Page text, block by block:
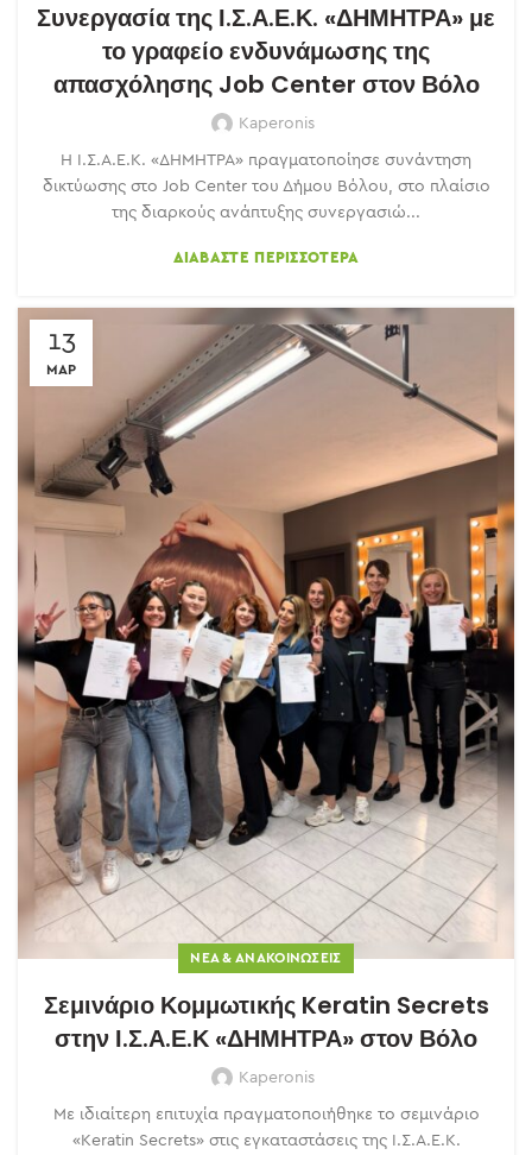
Συνεργασία της Ι.Σ.Α.Ε.Κ. «ΔΗΜΗΤΡΑ» με
το γραφείο ενδυνάμωσης της
απασχόλησης Job Center στον Βόλο
Kaperonis
Η Ι.Σ.Α.Ε.Κ. «ΔΗΜΗΤΡΑ» πραγματοποίησε συνάντηση
δικτύωσης στο Job Center του Δήμου Βόλου, στο πλαίσιο
της διαρκούς ανάπτυξης συνεργασιώ...
ΔΙΑΒΆΣΤΕ ΠΕΡΙΣΣΌΤΕΡΑ
13
ΜΑΡ
ΝΈΑ & ΑΝΑΚΟΙΝΏΣΕΙΣ
Σεμινάριο Κομμωτικής Keratin Secrets
στην Ι.Σ.Α.Ε.Κ «ΔΗΜΗΤΡΑ» στον Βόλο
Kaperonis
Με ιδιαίτερη επιτυχία πραγματοποιήθηκε το σεμινάριο
«Keratin Secrets» στις εγκαταστάσεις της Ι.Σ.Α.Ε.Κ.